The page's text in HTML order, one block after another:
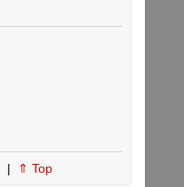
| ⇑ Top